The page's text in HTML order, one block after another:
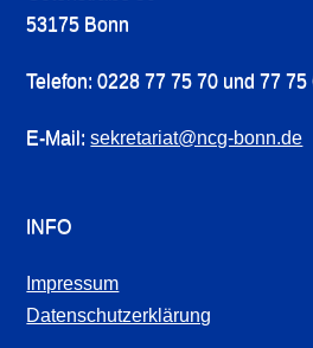
53175 Bonn
Telefon: 0228 77 75 70 und 77 75
E-Mail:sekretariat@ncg-bonn.de
INFO
Impressum
Datenschutzerklärung